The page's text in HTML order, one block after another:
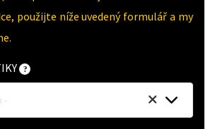
použijte níže uvedený formulář a my
-